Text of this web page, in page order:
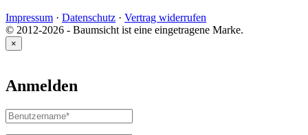
Impressum · Datenschutz · Vertrag widerrufen
© 2012-2026 - Baumsicht ist eine eingetragene Marke.
×
Anmelden
Benutzername
oder